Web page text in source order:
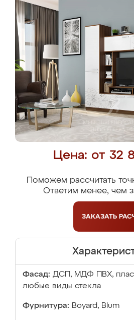
Цена: от 32
Поможем рассчитать
Ответим менее, чем
ЗАКАЗАТЬ
Фасад: ДСП, МДФ ПВХ,
любые виды стекла
Фурнитура: Boyard, Blum